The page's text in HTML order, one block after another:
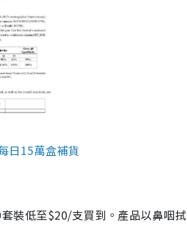
日15萬盒補貨
裝低至$20/支買到。產品以鼻咽